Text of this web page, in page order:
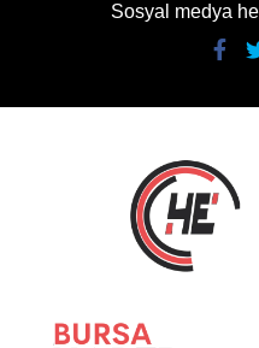
Sosyal medya